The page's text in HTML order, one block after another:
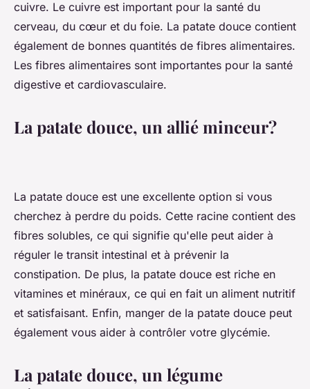
cuivre. Le cuivre est important pour la santé du
cerveau, du cœur et du foie. La patate douce contient
également de bonnes quantités de fibres alimentaires.
Les fibres alimentaires sont importantes pour la santé
digestive et cardiovasculaire.
La patate douce, un allié minceur?
La patate douce est une excellente option si vous
cherchez à perdre du poids. Cette racine contient des
fibres solubles, ce qui signifie qu'elle peut aider à
réguler le transit intestinal et à prévenir la
constipation. De plus, la patate douce est riche en
vitamines et minéraux, ce qui en fait un aliment nutritif
et satisfaisant. Enfin, manger de la patate douce peut
également vous aider à contrôler votre glycémie.
La patate douce, un légume